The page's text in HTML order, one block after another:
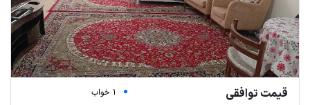
قیمت توافقی
1 خواب